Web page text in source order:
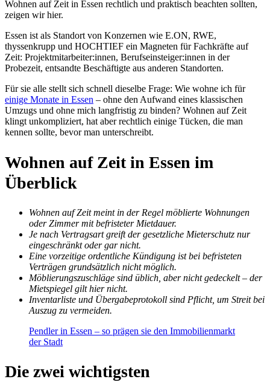
Wohnen auf Zeit in Essen rechtlich und praktisch beachten sollten,
zeigen wir hier.
Essen ist als Standort von Konzernen wie E.ON, RWE,
thyssenkrupp und HOCHTIEF ein Magneten für Fachkräfte auf
Zeit: Projektmitarbeiter:innen, Berufseinsteiger:innen in der
Probezeit, entsandte Beschäftigte aus anderen Standorten.
Für sie alle stellt sich schnell dieselbe Frage: Wie wohne ich für
einige Monate in Essen – ohne den Aufwand eines klassischen
Umzugs und ohne mich langfristig zu binden? Wohnen auf Zeit
klingt unkompliziert, hat aber rechtlich einige Tücken, die man
kennen sollte, bevor man unterschreibt.
Wohnen auf Zeit in Essen im
Überblick
Wohnen auf Zeit meint in der Regel möblierte Wohnungen
oder Zimmer mit befristeter Mietdauer.
Je nach Vertragsart greift der gesetzliche Mieterschutz nur
eingeschränkt oder gar nicht.
Eine vorzeitige ordentliche Kündigung ist bei befristeten
Verträgen grundsätzlich nicht möglich.
Möblierungszuschläge sind üblich, aber nicht gedeckelt – der
Mietspiegel gilt hier nicht.
Inventarliste und Übergabeprotokoll sind Pflicht, um Streit bei
Auszug zu vermeiden.
Pendler in Essen – so prägen sie den Immobilienmarkt
der Stadt
Die zwei wichtigsten